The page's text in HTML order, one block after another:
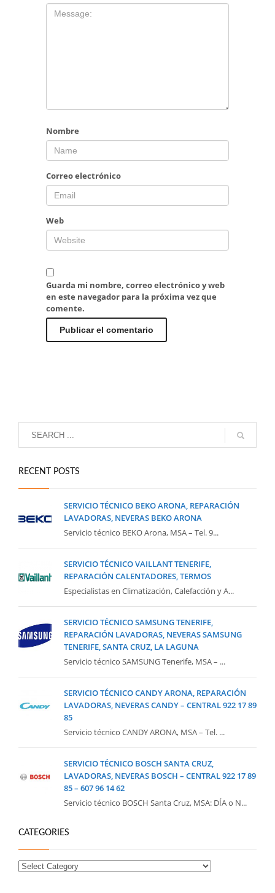
Nombre
Correo electrónico
Web
Guarda mi nombre, correo electrónico y web
en este navegador para la próxima vez que
comente.
RECENT POSTS
SERVICIO TÉCNICO BEKO ARONA, REPARACIÓN
LAVADORAS, NEVERAS BEKO ARONA
Servicio técnico BEKO Arona, MSA – Tel. 9...
SERVICIO TÉCNICO VAILLANT TENERIFE,
REPARACIÓN CALENTADORES, TERMOS
Especialistas en Climatización, Calefacción y A...
SERVICIO TÉCNICO SAMSUNG TENERIFE,
REPARACIÓN LAVADORAS, NEVERAS SAMSUNG
TENERIFE, SANTA CRUZ, LA LAGUNA
Servicio técnico SAMSUNG Tenerife, MSA – ...
SERVICIO TÉCNICO CANDY ARONA, REPARACIÓN
LAVADORAS, NEVERAS CANDY – CENTRAL 922 17 89
85
Servicio técnico CANDY ARONA, MSA – Tel. ...
SERVICIO TÉCNICO BOSCH SANTA CRUZ,
LAVADORAS, NEVERAS BOSCH – CENTRAL 922 17 89
85 – 607 96 14 62
Servicio técnico BOSCH Santa Cruz, MSA: DÍA o N...
CATEGORIES